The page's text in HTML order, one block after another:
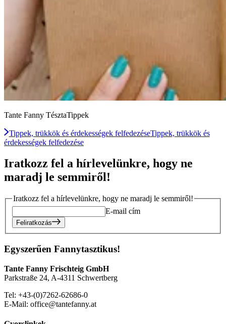
Tante Fanny TésztaTippek
Tippek, trükkök és érdekességek felfedezéseTippek, trükkök és
érdekességek felfedezése
Iratkozz fel a hírlevelünkre, hogy ne
maradj le semmiről!
Iratkozz fel a hírlevelünkre, hogy ne maradj le semmiről!
E-mail cím
Feliratkozás
Egyszerűen Fannytasztikus!
Tante Fanny Frischteig GmbH
Parkstraße 24, A-4311 Schwertberg
Tel: +43-(0)7262-62686-0
E-Mail: office@tantefanny.at